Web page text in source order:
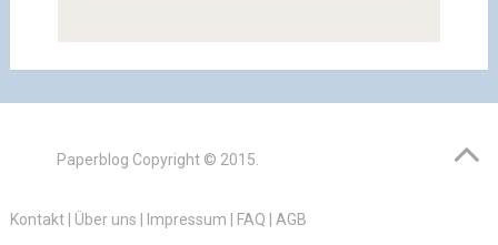
Paperblog Copyright © 2015.
Kontakt| Über uns | Impressum | FAQ | AGB